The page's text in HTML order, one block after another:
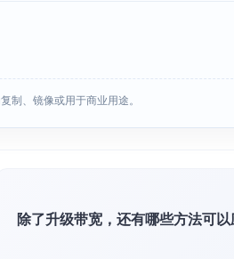
制、镜像或用于商业用途。
除了升级带宽，还有哪些方法可